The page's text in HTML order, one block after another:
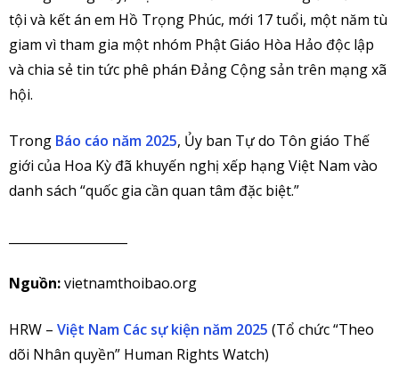
tội và kết án em Hồ Trọng Phúc, mới 17 tuổi, một năm tù
giam vì tham gia một nhóm Phật Giáo Hòa Hảo độc lập
và chia sẻ tin tức phê phán Đảng Cộng sản trên mạng xã
hội.
Trong Báo cáo năm 2025, Ủy ban Tự do Tôn giáo Thế
giới của Hoa Kỳ đã khuyến nghị xếp hạng Việt Nam vào
danh sách “quốc gia cần quan tâm đặc biệt.”
Nguồn:vietnamthoibao.org
HRW – Việt Nam Các sự kiện năm 2025 (Tổ chức “Theo
dõi Nhân quyền” Human Rights Watch)